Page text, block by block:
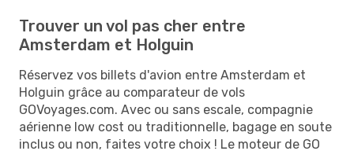
Trouver un vol pas cher entre
Amsterdam et Holguin
Réservez vos billets d'avion entre Amsterdam et
Holguin grâce au comparateur de vols
GOVoyages.com. Avec ou sans escale, compagnie
aérienne low cost ou traditionnelle, bagage en soute
inclus ou non, faites votre choix ! Le moteur de GO